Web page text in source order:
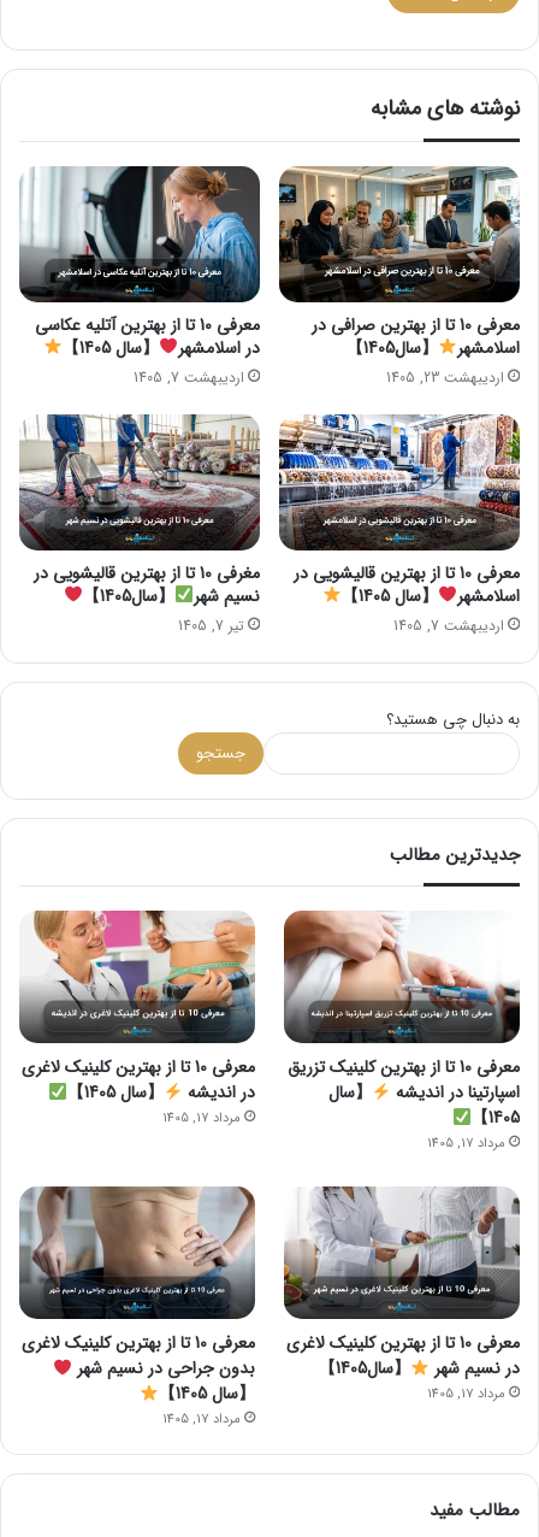
نوشته های مشابه
معرفی 10 تا از بهترین صرافی در
اسلامشهر
【سال1405】
اردیبهشت 23, 1405
معرفی 10 تا از بهترین آتلیه عکاسی
در اسلامشهر
【سال 1405】
اردیبهشت 7, 1405
معرفی 10 تا از بهترین قالیشویی در
اسلامشهر
【سال 1405】
اردیبهشت 7, 1405
مغرفی 10 تا از بهترین قالیشویی در
نسیم شهر
【سال1405】
تیر 7, 1405
به دنبال چی هستید؟
جستجو
جدیدترین مطالب
معرفی 10 تا از بهترین کلینیک تزریق
اسپارتینا در اندیشه
【سال
1405】
مرداد 17, 1405
معرفی 10 تا از بهترین کلینیک لاغری
در اندیشه
【سال 1405】
مرداد 17, 1405
معرفی 10 تا از بهترین کلینیک لاغری
در نسیم شهر
【سال1405】
مرداد 17, 1405
معرفی 10 تا از بهترین کلینیک لاغری
بدون جراحی در نسیم شهر
【سال 1405】
مرداد 17, 1405
مطالب مفید